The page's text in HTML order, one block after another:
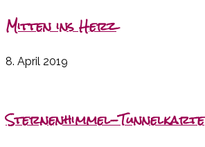
Mitten ins Herz
8. April 2019
Sternenhimmel-Tunnelkarte